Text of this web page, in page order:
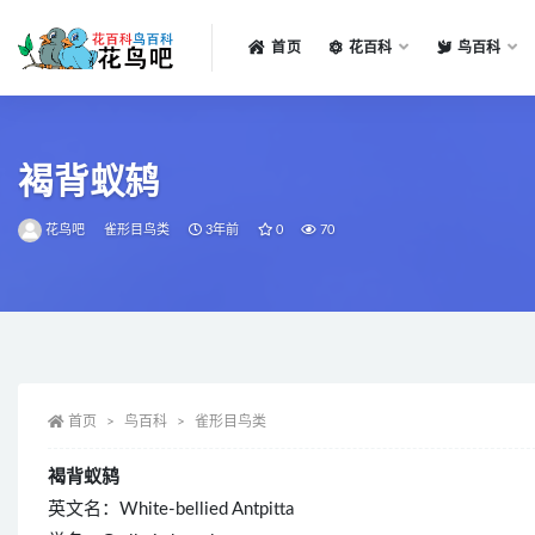
首页 花百科 鸟百科
褐背蚁鸫
花鸟吧 雀形目鸟类 3年前 0 70
首页 鸟百科 雀形目鸟类
褐背蚁鸫
英文名：White-bellied Antpitta